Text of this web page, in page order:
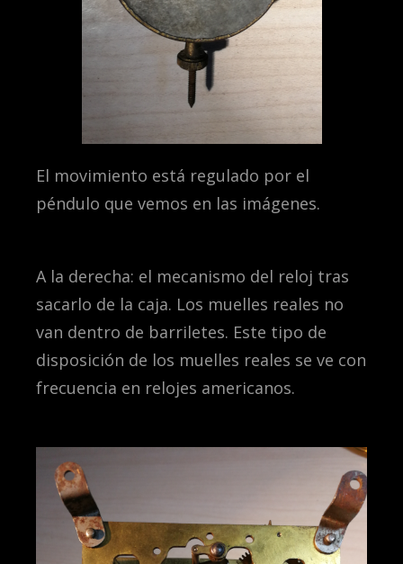
El movimiento está regulado por el
péndulo que vemos en las imágenes.
A la derecha: el mecanismo del reloj tras
sacarlo de la caja. Los muelles reales no
van dentro de barriletes. Este tipo de
disposición de los muelles reales se ve con
frecuencia en relojes americanos.